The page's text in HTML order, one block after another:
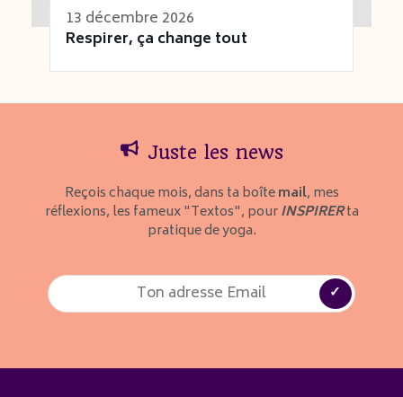
13 décembre 2026
Respirer, ça change tout
Juste les news
Reçois chaque mois, dans ta boîtemail, mes
réflexions, les fameux "Textos", pourINSPIRERta
pratique de yoga.